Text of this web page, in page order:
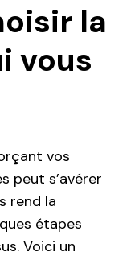
la
vous
vos
peut s’avérer
rend la
étapes
Voici un